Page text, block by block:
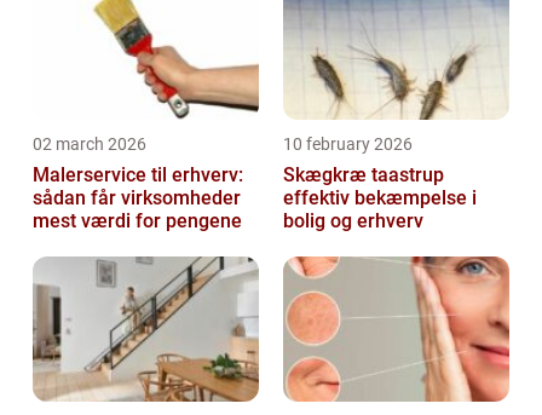
02 march 2026
Malerservice til erhverv:
sådan får virksomheder
mest værdi for pengene
10 february 2026
Skægkræ taastrup
effektiv bekæmpelse i
bolig og erhverv